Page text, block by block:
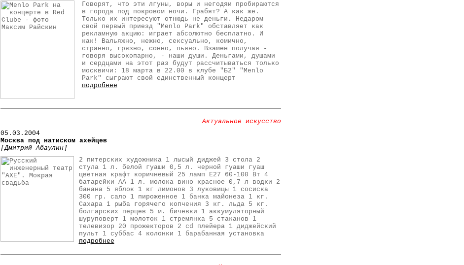
Говорят, что эти лгуны, воры и негодяи пробираются
в города под покровом ночи. Грабят? А как же.
Только их интересуют отнюдь не деньги. Недаром
свой первый приезд "Menlo Park" обставляет как
рекламную акцию: играет абсолютно бесплатно. И
как! Вальяжно, нежно, сексуально, комично,
странно, грязно, сонно, пьяно. Взамен получая -
говоря высокопарно, - наши души. Деньгами, душами
и сердцами на этот раз будут рассчитываться только
москвичи: 18 марта в 22.00 в клубе "Б2" "Menlo
Park" сыграют свой единственный концерт
подробнее
Актуальное искусство
05 .03.2004
Москва под натиском ахейцев
[Дмитрий Абаулин]
2 питерских художника 1 лысый диджей 3 стола 2
стула 1 л. белой гуаши 0,5 л. черной гуаши гуаш
цветная крафт коричневый 25 ламп Е27 60-100 Вт 4
батарейки АА 1 л. молока вино красное 0,7 л водки 2
банана 5 яблок 1 кг лимонов 3 луковицы 1 сосиска
300 гр. сало 1 пироженное 1 банка майонеза 1 кг.
Сахара 1 рыба горячего копчения 3 кг. льда 5 кг.
болгарских перцев 5 м. бичевки 1 аккумуляторный
шуруповерт 1 молоток 1 стремянка 5 стаканов 1
телевизор 20 прожекторов 2 cd плейера 1 диджейский
пульт 1 суббас 4 колонки 1 барабанная установка
подробнее